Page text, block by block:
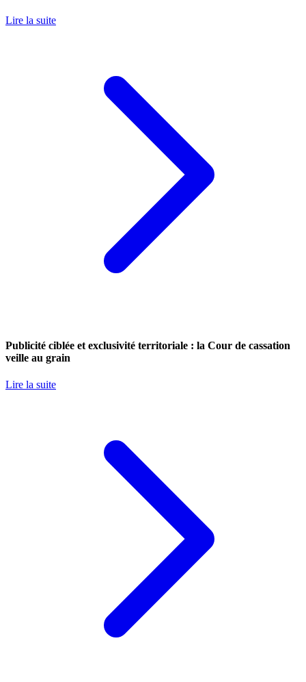
Lire la suite
Publicité ciblée et exclusivité territoriale : la Cour de cassation
veille au grain
Lire la suite